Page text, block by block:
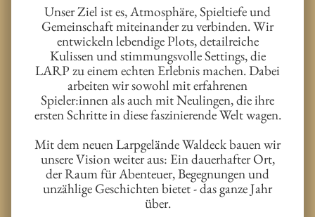
Unser Ziel ist es, Atmosphäre, Spieltiefe und
Gemeinschaft miteinander zu verbinden. Wir
entwickeln lebendige Plots, detailreiche
Kulissen und stimmungsvolle Settings, die
LARP zu einem echten Erlebnis machen. Dabei
arbeiten wir sowohl mit erfahrenen
Spieler:innen als auch mit Neulingen, die ihre
ersten Schritte in diese faszinierende Welt wagen.
Mit dem neuen Larpgelände Waldeck bauen wir
unsere Vision weiter aus: Ein dauerhafter Ort,
der Raum für Abenteuer, Begegnungen und
unzählige Geschichten bietet - das ganze Jahr
über.